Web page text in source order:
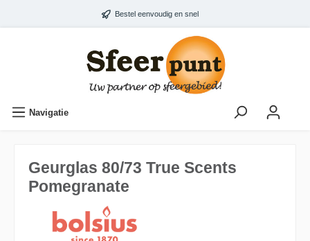
Bestel eenvoudig en snel
Navigatie
Geurglas 80/73 True Scents
Pomegranate